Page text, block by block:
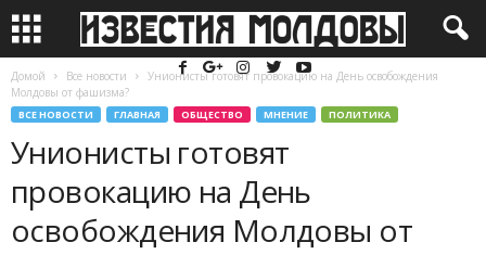
Домой Все новости
Унионисты готовят провокацию на День освобождения
Молдовы от фашизма?
ВСЕ НОВОСТИ ГЛАВНАЯ ОБЩЕСТВО МНЕНИЕ ПОЛИТИКА
Унионисты готовят
провокацию на День
освобождения Молдовы от